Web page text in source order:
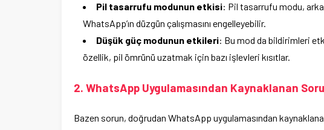
Pil tasarrufu modunun etkisi: Pil tasarrufu modu, arka
WhatsApp’ın düzgün çalışmasını engelleyebilir.
Düşük güç modunun etkileri: Bu mod da bildirimleri
özellik, pil ömrünü uzatmak için bazı işlevleri kısıtlar.
2. WhatsApp Uygulamasından Kaynaklanan
Bazen sorun, doğrudan WhatsApp uygulamasından